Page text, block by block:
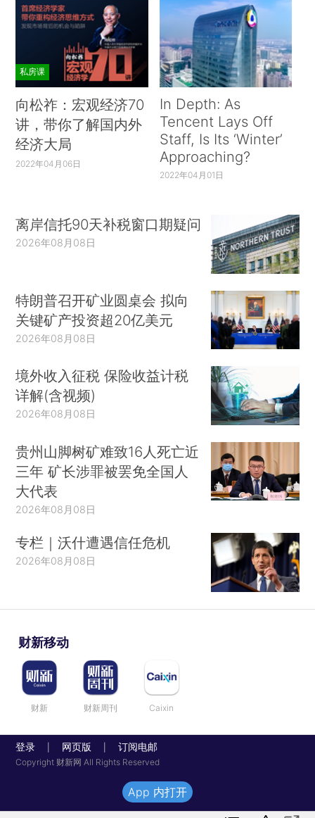
私房课
向松祚：宏观经济70
讲，带你了解国内外
经济大局
2022年04月06日
In Depth: As
Tencent Lays Off
Staff, Is Its ‘Winter’
Approaching?
2022年04月01日
离岸信托90天补税窗口期疑问
2026年08月08日
特朗普召开矿业圆桌会 拟向
关键矿产投资超20亿美元
2026年08月08日
境外收入征税 保险收益计税
详解(含视频)
2026年08月08日
贵州山脚树矿难致16人死亡近
三年 矿长涉罪被罢免全国人
大代表
2026年08月08日
专栏｜沃什遭遇信任危机
2026年08月08日
财新移动
财新 财新周刊 Caixin
登录 网页版 订阅电邮
Copyright 财新网 All Rights Reserved
App 内打开